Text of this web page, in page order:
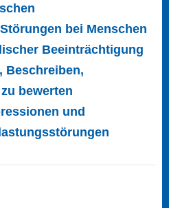
bei Menschen
Beeinträchtigung
Beschreiben,
bewerten
und